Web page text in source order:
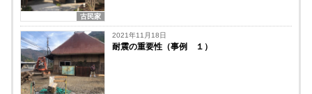
古民家
2021年11月18日
耐震の重要性（事例 １）